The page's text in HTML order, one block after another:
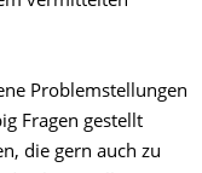
Problemstellungen
Fragen gestellt
die gern auch zu